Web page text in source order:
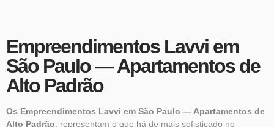
Empreendimentos Lavvi em
São Paulo — Apartamentos de
Alto Padrão
Os Empreendimentos Lavvi em São Paulo — Apartamentos de
Alto Padrão , representam o que há de mais sofisticado no